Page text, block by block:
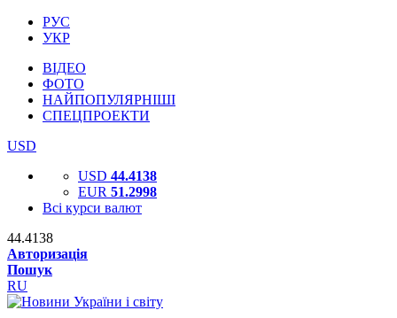
РУС
УКР
ВІДЕО
ФОТО
НАЙПОПУЛЯРНІШІ
СПЕЦПРОЕКТИ
USD
USD 44.4138
EUR 51.2998
Всі курси валют
44.4138
Авторизація
Пошук
RU